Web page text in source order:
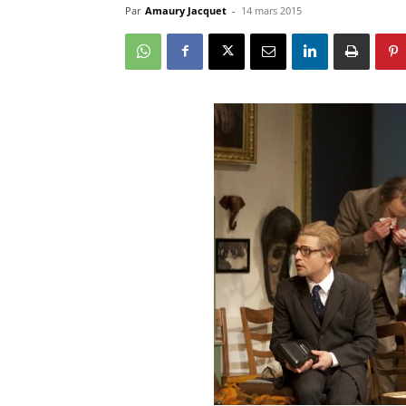
Par Amaury Jacquet - 14 mars 2015